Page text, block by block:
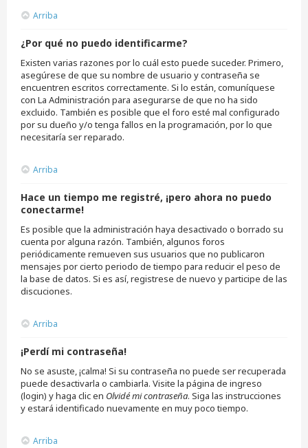
Arriba
¿Por qué no puedo identificarme?
Existen varias razones por lo cuál esto puede suceder. Primero,
asegúrese de que su nombre de usuario y contraseña se
encuentren escritos correctamente. Si lo están, comuníquese
con La Administración para asegurarse de que no ha sido
excluido. También es posible que el foro esté mal configurado
por su dueño y/o tenga fallos en la programación, por lo que
necesitaría ser reparado.
Arriba
Hace un tiempo me registré, ¡pero ahora no puedo
conectarme!
Es posible que la administración haya desactivado o borrado su
cuenta por alguna razón. También, algunos foros
periódicamente remueven sus usuarios que no publicaron
mensajes por cierto periodo de tiempo para reducir el peso de
la base de datos. Si es así, registrese de nuevo y participe de las
discuciones.
Arriba
¡Perdí mi contraseña!
No se asuste, ¡calma! Si su contraseña no puede ser recuperada
puede desactivarla o cambiarla. Visite la página de ingreso
(login) y haga clic en Olvidé mi contraseña. Siga las instrucciones
y estará identificado nuevamente en muy poco tiempo.
Arriba